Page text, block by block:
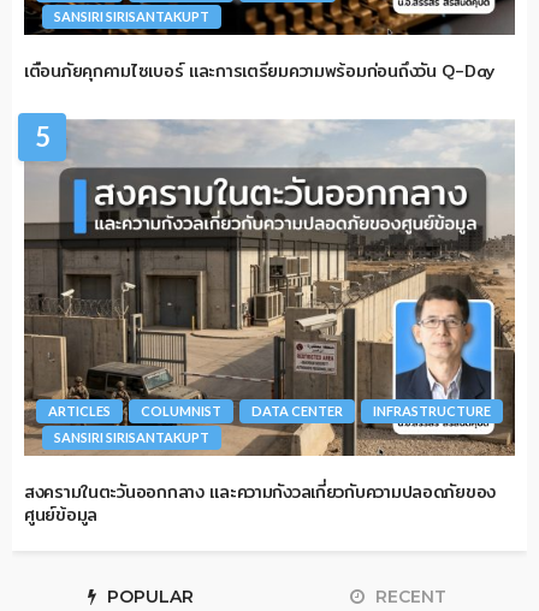
SANSIRI SIRISANTAKUPT
เตือนภัยคุกคามไซเบอร์ และการเตรียมความพร้อมก่อนถึงวัน Q-Day
5
ARTICLES COLUMNIST DATA CENTER
INFRASTRUCTURE
SANSIRI SIRISANTAKUPT
สงครามในตะวันออกกลาง และความกังวลเกี่ยวกับความปลอดภัยของ
ศูนย์ข้อมูล
POPULAR RECENT